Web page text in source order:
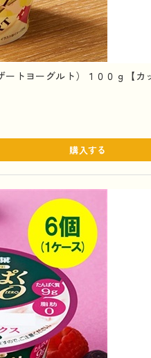
デザートヨーグルト）１００ｇ【
購入する